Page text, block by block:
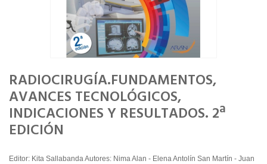
RADIOCIRUGÍA.FUNDAMENTOS,
AVANCES TECNOLÓGICOS,
INDICACIONES Y RESULTADOS. 2ª
EDICIÓN
Editor: Kita Sallabanda Autores: Nima Alan - Elena Antolín San Martín - Juan